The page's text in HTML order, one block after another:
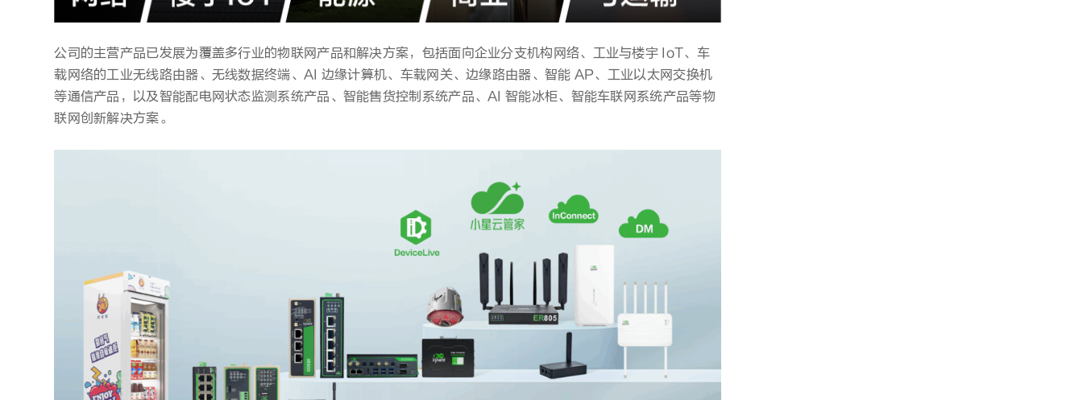
公司的主营产品已发展为覆盖多行业的物联网产品和解决方案，包括面向企业分支机构网络、工业与楼宇 IoT、车
载网络的工业无线路由器、无线数据终端、AI 边缘计算机、车载网关、边缘路由器、智能 AP、工业以太网交换机
等通信产品，以及智能配电网状态监测系统产品、智能售货控制系统产品、AI 智能冰柜、智能车联网系统产品等物
联网创新解决方案。